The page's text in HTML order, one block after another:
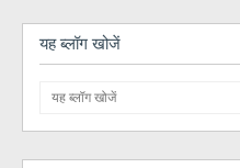
यह ब्लॉग खोजें